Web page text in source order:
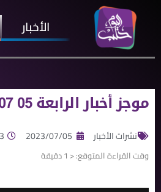
الأخبار
موجز أخبار الرابعة 05 07 2023
نشرات الأخبار 2023/07/05
وقت القراءة المتوقع:< 1 دقيقة